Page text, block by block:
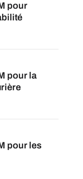
pour
pour la
pour les